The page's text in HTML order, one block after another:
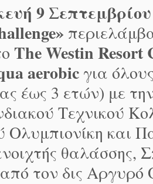
9 Σεπτεμβρίου
»
TheWestinResort
aerobic για
έως 3 ετών) με
Τεχνικού
Ολυμπιονίκη και
θαλάσσης,
από τον δις Αργυρό